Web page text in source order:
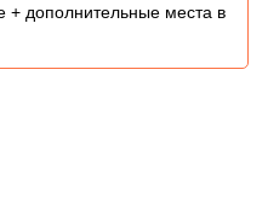
+ дополнительные места в